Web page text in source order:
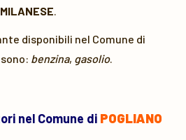
.
disponibili nel Comune di
sono: benzina, gasolio.
nel Comune di POGLIANO